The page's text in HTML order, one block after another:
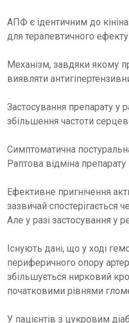
АПФ є ідентичним до
для терапевтичного
Механізм, завдяки якому
виявляти
Застосування препарату у
збільшення частоти
Симптоматична
Раптова відміна
Ефективне пригнічення
зазвичай спостерігається
Але у разі застосування у
Існують дані, що у ході
периферичного опору
збільшується нирковий
початковими рівнями
У пацієнтів з цукровим